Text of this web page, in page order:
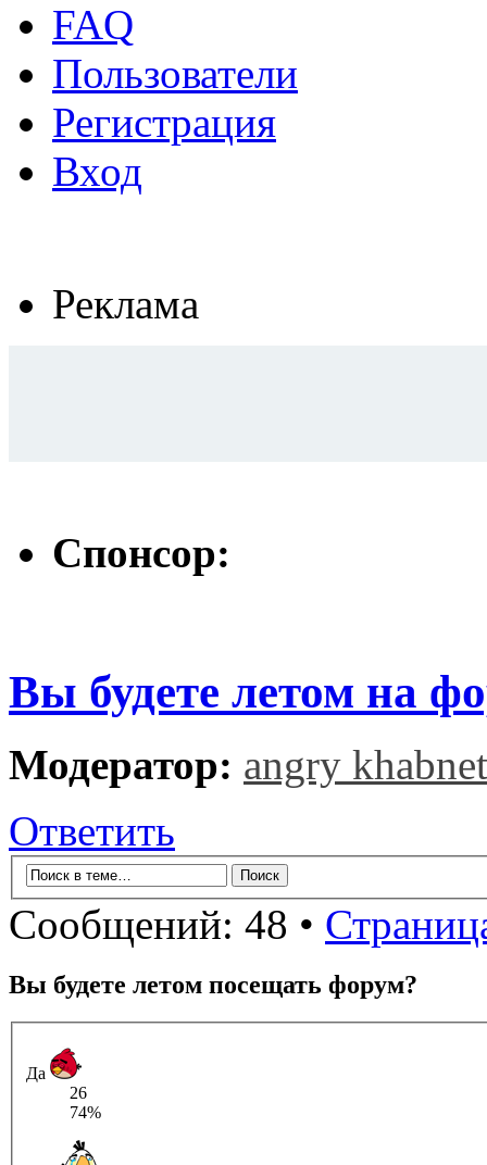
FAQ
Пользователи
Регистрация
Вход
Реклама
Спонсор:
Вы будете летом на
Модератор: angry khabnet
Ответить
Сообщений: 48 •
Вы будете летом посещать форум?
Да
26
74%